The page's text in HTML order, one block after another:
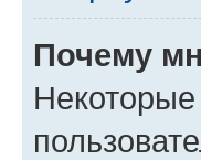
Почему